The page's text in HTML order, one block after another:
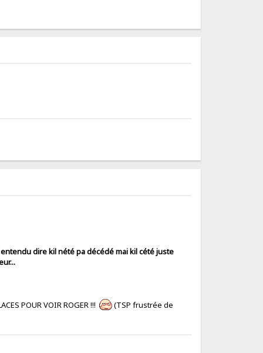
dire kil nété pa décédé mai kil cété juste
POUR VOIR ROGER !!!
(TSP frustrée de